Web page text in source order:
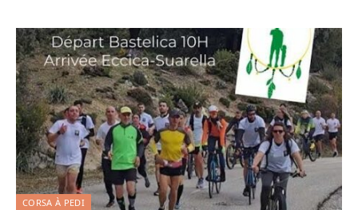
CORSA À PEDI